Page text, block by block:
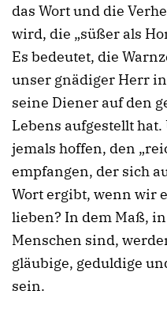
das Wort und die
wird, die „süßer als
Es bedeutet, die
unser gnädiger Herr
seine Diener auf den
Lebens aufgestellt
jemals hoffen, den
empfangen, der sich
Wort ergibt, wenn wir
lieben? In dem Maß,
Menschen sind,
gläubige, geduldige
sein.